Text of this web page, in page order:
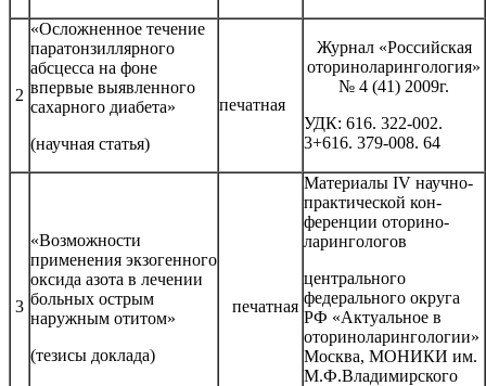
2
«Осложненное течение
паратонзиллярного
абсцесса на фоне
впервые выявленного
сахарного диабета»
(научная статья)
печатная
Журнал «Российская
оториноларингология»
№ 4 (41) 2009г.
УДК: 616. 322-002.
3+616. 379-008. 64
3
«Возможности
применения экзогенного
оксида азота в лечении
больных острым
наружным отитом»
(тезисы доклада)
печатная
Материалы IV научно-
практической кон-
ференции оторино-
ларингологов
центрального
федерального округа
РФ «Актуальное в
оториноларингологии»
Москва, МОНИКИ им.
М.Ф.Владимирского